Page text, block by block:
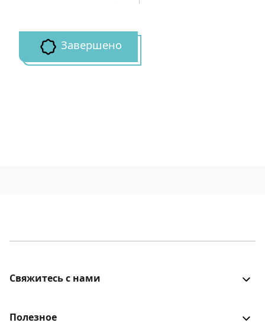
Завершено
Свяжитесь с нами
идеи для улучшения? Будем рады услышать!
Полезное